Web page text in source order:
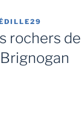
rochers de